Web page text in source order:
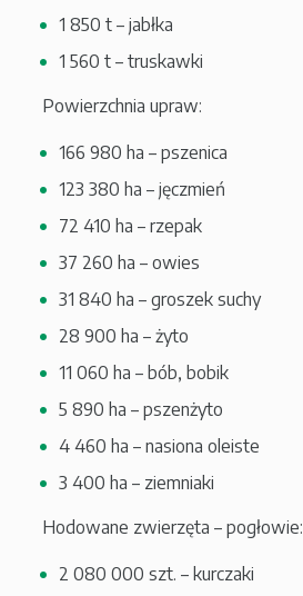
1 850 t – jabłka
1 560 t – truskawki
Powierzchnia upraw:
166 980 ha – pszenica
123 380 ha – jęczmień
72 410 ha – rzepak
37 260 ha – owies
31 840 ha – groszek suchy
28 900 ha – żyto
11 060 ha – bób, bobik
5 890 ha – pszenżyto
4 460 ha – nasiona oleiste
3 400 ha – ziemniaki
Hodowane zwierzęta – pogłowie:
2 080 000 szt. – kurczaki